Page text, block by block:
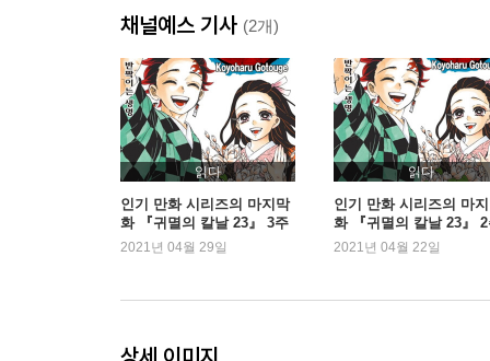
채널예스 기사 (2개)
읽다
인기 만화 시리즈의 마지막
화 『귀멸의 칼날 23』 3주
연속 1위
2021년 04월 29일
읽다
인기 만화 시리즈의 마
화 『귀멸의 칼날 23』
연속 1위 등극
2021년 04월 22일